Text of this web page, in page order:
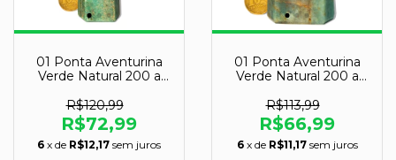
01 Ponta Aventurina
Verde Natural 200 a
R$120,99
R$72,99
6 x de R$12,17 sem juros
01 Ponta Aventurina
Verde Natural 200 a
R$113,99
R$66,99
6 x de R$11,17 sem juros